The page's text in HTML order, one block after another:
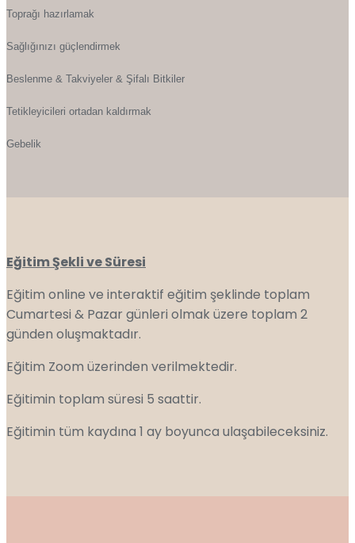
Toprağı hazırlamak
Sağlığınızı güçlendirmek
Beslenme & Takviyeler & Şifalı Bitkiler
Tetikleyicileri ortadan kaldırmak
Gebelik
Eğitim Şekli ve Süresi
Eğitim online ve interaktif eğitim şeklinde toplam
Cumartesi & Pazar günleri olmak üzere toplam 2
günden oluşmaktadır.
Eğitim Zoom üzerinden verilmektedir.
Eğitimin toplam süresi 5 saattir.
Eğitimin tüm kaydına 1 ay boyunca ulaşabileceksiniz.